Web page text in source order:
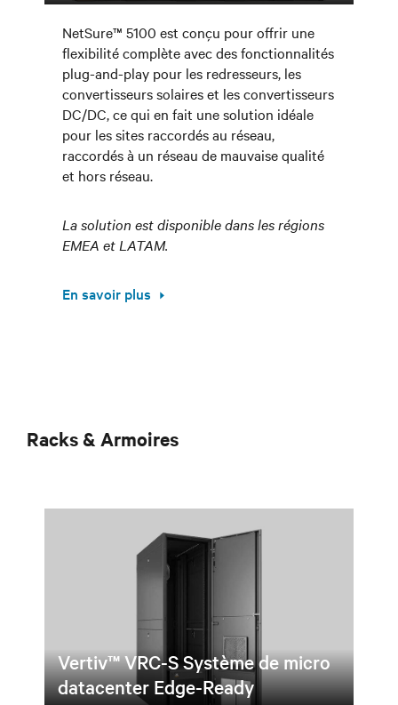
NetSure™ 5100 est conçu pour offrir une
flexibilité complète avec des fonctionnalités
plug-and-play pour les redresseurs, les
convertisseurs solaires et les convertisseurs
DC/DC, ce qui en fait une solution idéale
pour les sites raccordés au réseau,
raccordés à un réseau de mauvaise qualité
et hors réseau.
La solution est disponible dans les régions
EMEA et LATAM.
En savoir plus
Racks & Armoires
Vertiv™ VRC-S Système de micro
datacenter Edge-Ready